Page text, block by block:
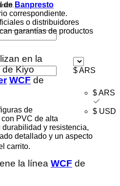
$ ARS
$ ARS
$ USD
carrito.
de Banpresto
correspondiente.
o distribuidores
garantías de productos
en la
de Kiyo
WCF de
de
PVC de alta
y resistencia,
detallado y un aspecto
la línea WCF de